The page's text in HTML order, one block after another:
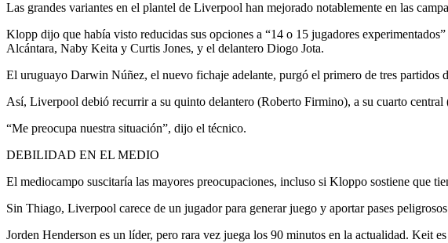
Las grandes variantes en el plantel de Liverpool han mejorado notablemente en las
Klopp dijo que había visto reducidas sus opciones a “14 o 15 jugadores
Alcántara, Naby Keita y Curtis Jones, y el delantero Diogo Jota.
El uruguayo Darwin Núñez, el nuevo fichaje adelante, purgó el primero de tres partidos
Así, Liverpool debió recurrir a su quinto delantero (Roberto Firmino), a su cuarto
“Me preocupa nuestra situación”, dijo el técnico.
DEBILIDAD EN EL MEDIO
El mediocampo suscitaría las mayores preocupaciones, incluso si Kloppo sostiene que
Sin Thiago, Liverpool carece de un jugador para generar juego y aportar pases
Jorden Henderson es un líder, pero rara vez juega los 90 minutos en la actualidad.